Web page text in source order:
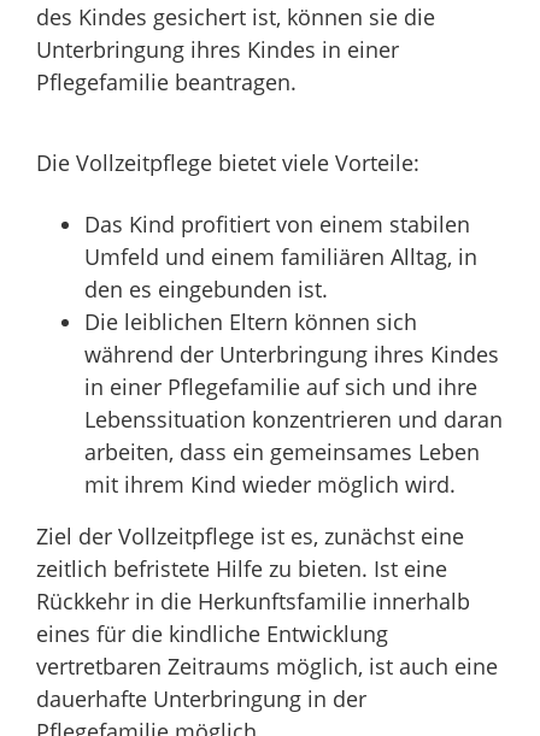
des Kindes gesichert ist, können sie die
Unterbringung ihres Kindes in einer
Pflegefamilie beantragen.
Die Vollzeitpflege bietet viele Vorteile:
Das Kind profitiert von einem stabilen
Umfeld und einem familiären Alltag, in
den es eingebunden ist.
Die leiblichen Eltern können sich
während der Unterbringung ihres Kindes
in einer Pflegefamilie auf sich und ihre
Lebenssituation konzentrieren und daran
arbeiten, dass ein gemeinsames Leben
mit ihrem Kind wieder möglich wird.
Ziel der Vollzeitpflege ist es, zunächst eine
zeitlich befristete Hilfe zu bieten. Ist eine
Rückkehr in die Herkunftsfamilie innerhalb
eines für die kindliche Entwicklung
vertretbaren Zeitraums möglich, ist auch eine
dauerhafte Unterbringung in der